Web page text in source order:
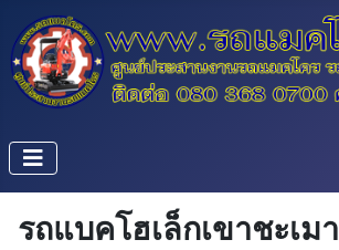
รถแบคโฮเล็กเขาชะเมา